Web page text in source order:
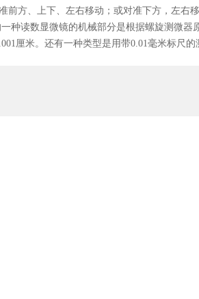
前方、上下、左右移动；或对准下方，左右
种读数显微镜的机械部分是根据螺旋测微器
厘米。还有一种类型是用带0.01毫米标尺的